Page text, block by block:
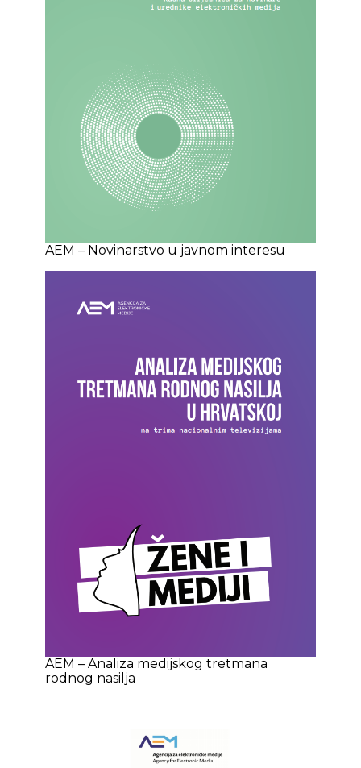
AEM – Novinarstvo u javnom interesu
AEM – Analiza medijskog tretmana
rodnog nasilja